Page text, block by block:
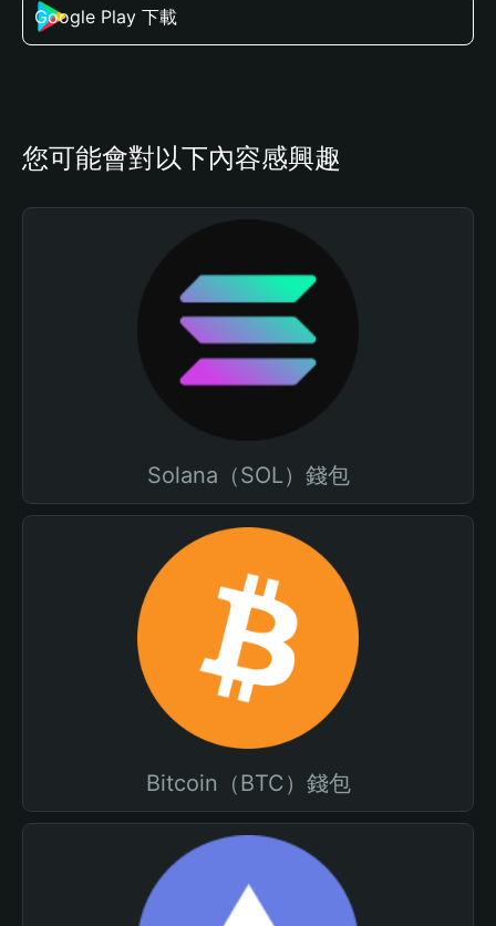
Google Play 下載
您可能會對以下內容感興趣
Solana（SOL）錢包
Bitcoin（BTC）錢包